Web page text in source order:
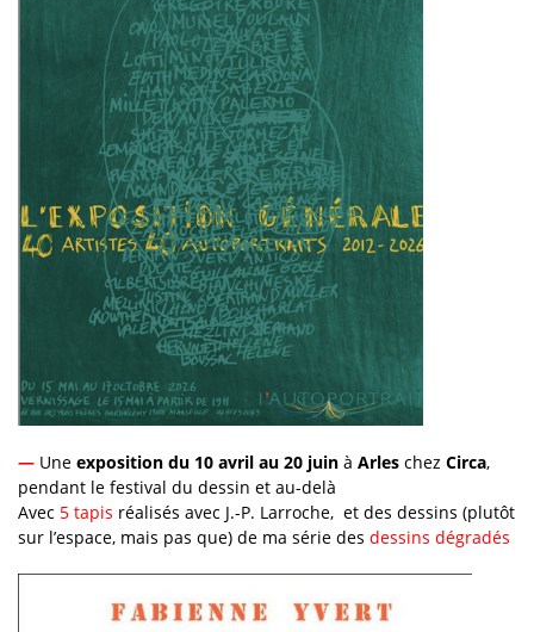
— Une exposition du 10 avril au 20 juin à Arles chez Circa,
pendant le festival du dessin et au-delà
Avec 5 tapis réalisés avec J.-P. Larroche, et des dessins (plutôt
sur l’espace, mais pas que) de ma série des dessins dégradés